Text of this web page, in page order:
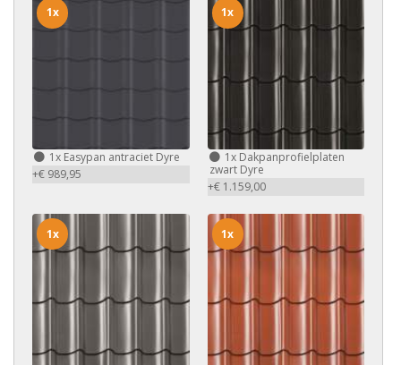
1x Easypan antraciet Dyre
+€ 989,95
1x
1xDakpanprofielplaten
zwart Dyre
+€ 1.159,00
1x
1x 1x